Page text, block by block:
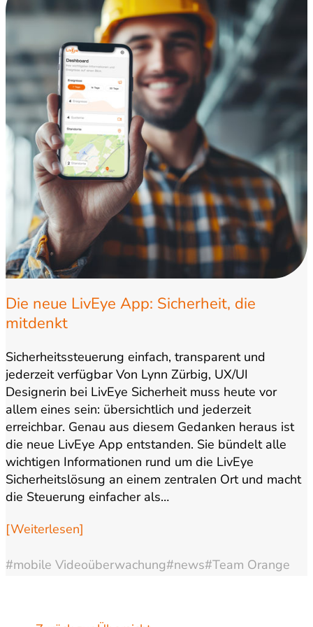
Die neue LivEye App: Sicherheit, die
mitdenkt
Sicherheitssteuerung einfach, transparent und
jederzeit verfügbar Von Lynn Zürbig, UX/UI
Designerin bei LivEye Sicherheit muss heute vor
allem eines sein: übersichtlich und jederzeit
erreichbar. Genau aus diesem Gedanken heraus ist
die neue LivEye App entstanden. Sie bündelt alle
wichtigen Informationen rund um die LivEye
Sicherheitslösung an einem zentralen Ort und macht
die Steuerung einfacher als…
[Weiterlesen]
#mobile Videoüberwachung#news#Team Orange